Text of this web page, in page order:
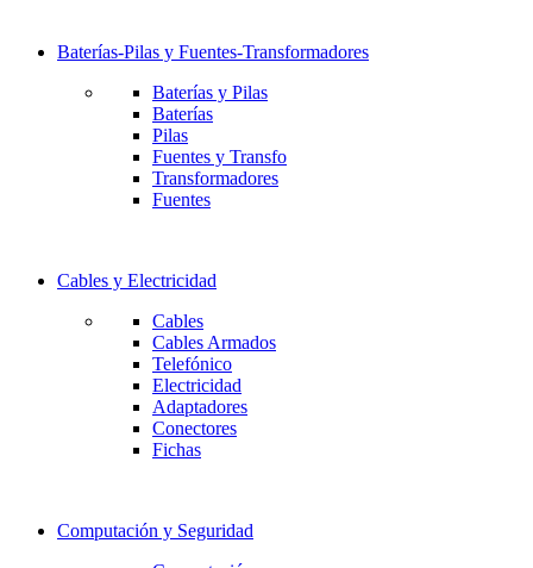
Baterías-Pilas y Fuentes-Transformadores
Baterías y Pilas
Baterías
Pilas
Fuentes y Transfo
Transformadores
Fuentes
Cables y Electricidad
Cables
Cables Armados
Telefónico
Electricidad
Adaptadores
Conectores
Fichas
Computación y Seguridad